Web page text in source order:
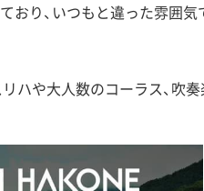
おり、いつもと違った雰囲
ハや大人数のコーラス、吹奏